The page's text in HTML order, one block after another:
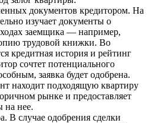
документов кредитором. На
изучает документы о
заемщика — например,
трудовой книжки. Во
кредитная история и рейтинг
сочтет потенциального
заявка будет одобрена.
находит подходящую квартиру
рынке и предоставляет
на нее.
В случае одобрения сделки